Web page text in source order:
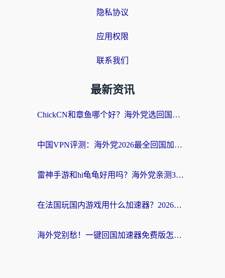
隐私协议
应用权限
联系我们
最新资讯
ChickCN和章鱼哪个好？海外党选回国加速器的3个关键维度 + 实用避坑指南
中国VPN评测：海外党2026最全回国加速器选择指南，告别地区限制不踩坑
雷神手游和hi龟龟好用吗？海外党亲测3款回国加速器，教你选对国外到国内加速器
在法国玩国内游戏用什么加速器？2026实测解决延迟卡顿的实用指南
海外党别愁！一键回国加速器免费版怎么选？从踩坑到流畅访问的全攻略